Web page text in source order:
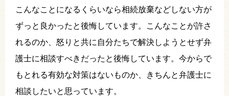
こんなことになるくらいなら相続放棄などしない方が
ずっと良かったと後悔しています。こんなことが許さ
れるのか、怒りと共に自分たちで解決しようとせず弁
護士に相談すべきだったと後悔しています。今からで
もとれる有効な対策はないものか、きちんと弁護士に
相談したいと思っています。